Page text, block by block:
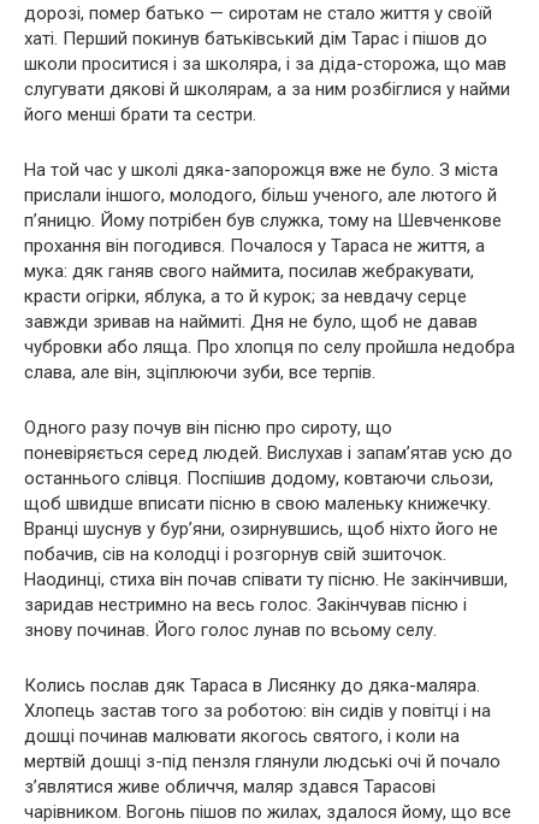
дорозі, помер батько — сиротам не стало життя у своїй
хаті. Перший покинув батьківський дім Тарас і пішов до
школи проситися і за школяра, і за діда-сторожа, що мав
слугувати дякові й школярам, а за ним розбіглися у найми
його менші брати та сестри.
На той час у школі дяка-запорожця вже не було. З міста
прислали іншого, молодого, більш ученого, але лютого й
п’яницю. Йому потрібен був служка, тому на Шевченкове
прохання він погодився. Почалося у Тараса не життя, а
мука: дяк ганяв свого наймита, посилав жебракувати,
красти огірки, яблука, а то й курок; за невдачу серце
завжди зривав на наймиті. Дня не було, щоб не давав
чубровки або ляща. Про хлопця по селу пройшла недобра
слава, але він, зціплюючи зуби, все терпів.
Одного разу почув він пісню про сироту, що
поневіряється серед людей. Вислухав і запам’ятав усю до
останнього слівця. Поспішив додому, ковтаючи сльози,
щоб швидше вписати пісню в свою маленьку книжечку.
Вранці шуснув у бур’яни, озирнувшись, щоб ніхто його не
побачив, сів на колодці і розгорнув свій зшиточок.
Наодинці, стиха він почав співати ту пісню. Не закінчивши,
заридав нестримно на весь голос. Закінчував пісню і
знову починав. Його голос лунав по всьому селу.
Колись послав дяк Тараса в Лисянку до дяка-маляра.
Хлопець застав того за роботою: він сидів у повітці і на
дошці починав малювати якогось святого, і коли на
мертвій дошці з-під пензля глянули людські очі й почало
з’являтися живе обличчя, маляр здався Тарасові
чарівником. Вогонь пішов по жилах, здалося йому, що все